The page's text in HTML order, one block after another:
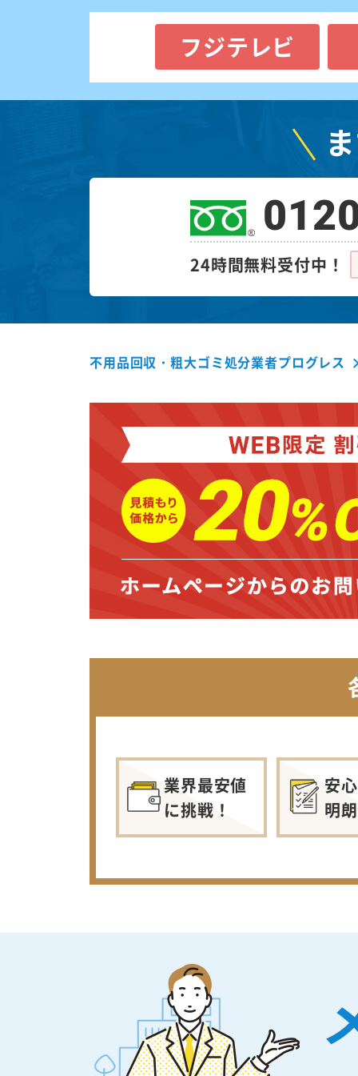
フジテレビ
24時間無料受付中！
不用品回収・粗大ゴミ処分業者プログレス
業界最安値
に挑戦！
安
明